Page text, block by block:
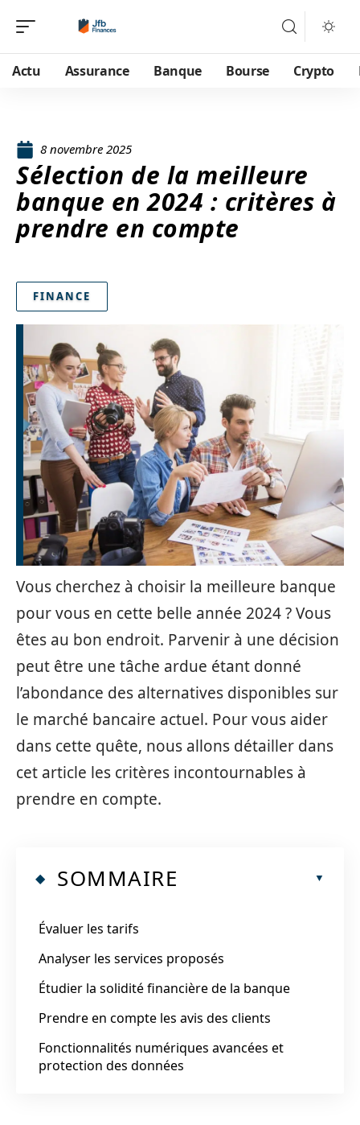
Actu Assurance Banque Bourse Crypto
8 novembre 2025
Sélection de la meilleure
banque en 2024 : critères à
prendre en compte
FINANCE
Vous cherchez à choisir la meilleure banque
pour vous en cette belle année 2024 ? Vous
êtes au bon endroit. Parvenir à une décision
peut être une tâche ardue étant donné
l’abondance des alternatives disponibles sur
le marché bancaire actuel. Pour vous aider
dans cette quête, nous allons détailler dans
cet article les critères incontournables à
prendre en compte.
SOMMAIRE
Évaluer les tarifs
Analyser les services proposés
Étudier la solidité financière de la banque
Prendre en compte les avis des clients
Fonctionnalités numériques avancées et
protection des données